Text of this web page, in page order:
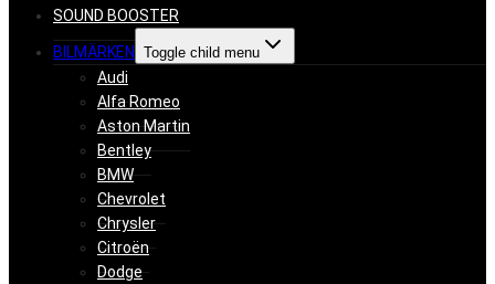
SOUND BOOSTER
BILMÄRKEN Toggle child menu
Audi
Alfa Romeo
Aston Martin
Bentley
BMW
Chevrolet
Chrysler
Citroën
Dodge